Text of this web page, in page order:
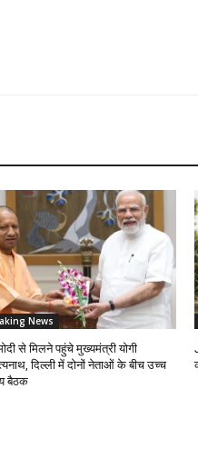
News
से मिलने पहुंचे मुख्यमंत्री योगी
दिल्ली में दोनों नेताओं के बीच उच्च
बैठक